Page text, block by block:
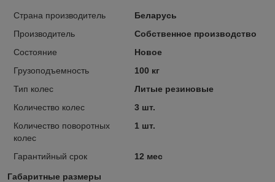
Страна производитель
Беларусь
Производитель
Собственное производство
Состояние
Новое
Грузоподъемность
100 кг
Тип колес
Литые резиновые
Количество колес
3 шт.
Количество поворотных
колес
1 шт.
Гарантийный срок 12 мес
Габаритные размеры